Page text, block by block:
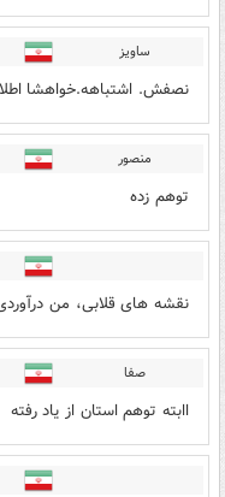
ساویز
نصفش. اشتباهه.خواهشا
منصور
توهم زده
نقشه های قلابی، من
صفا
اابته توهم استان از یاد رفته